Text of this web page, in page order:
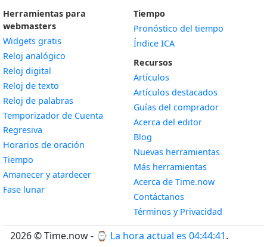
Herramientas para
webmasters
Widgets gratis
Reloj analógico
Reloj digital
Reloj de texto
Reloj de palabras
Temporizador de Cuenta
Regresiva
Horarios de oración
Tiempo
Amanecer y atardecerWidget
Fase lunarWidget
Tiempo
Pronóstico del tiempo
Índice ICA
Recursos
Artículos
Artículos destacados
Guías del comprador
Acerca del editor
Blog
Nuevas herramientas
Más herramientas
Acerca de Time.now
Contáctanos
Términos y Privacidad
2026 © Time.now - ⌚ La hora actual es 04:44:42.